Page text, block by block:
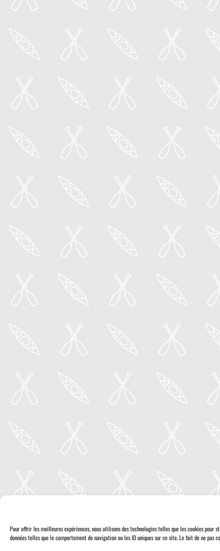
Pour offrir les meilleures expériences, nous utilisons des technologies telles que les cookies
données telles que le comportement de navigation ou les ID uniques sur ce site. Le fait de ne